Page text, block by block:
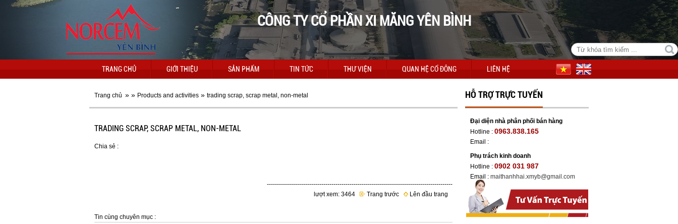
CÔNG TY CỔ PHẦN XI MĂNG YÊN BÌNH
TRANG CHỦ GIỚI THIỆU SẢN PHẨM TIN TỨC THƯ VIỆN QUAN HỆ CỔ ĐÔNG LIÊN HỆ
Trang chủ » » Products and activities » trading scrap, scrap metal, non-metal
TRADING SCRAP, SCRAP METAL, NON-METAL
Chia sẻ :
--------------------------------------------------------------------------------------------
lượt xem: 3464
Trang trước Lên đầu trang
Tin cùng chuyên mục :
HỖ TRỢ TRỰC TUYẾN
Đại diện nhà phân phối bán hàng
Hotline : 0963.838.165
Email :
Phụ trách kinh doanh
Hotline : 0902 031 987
Email : maithanhhai.xmyb@gmail.com